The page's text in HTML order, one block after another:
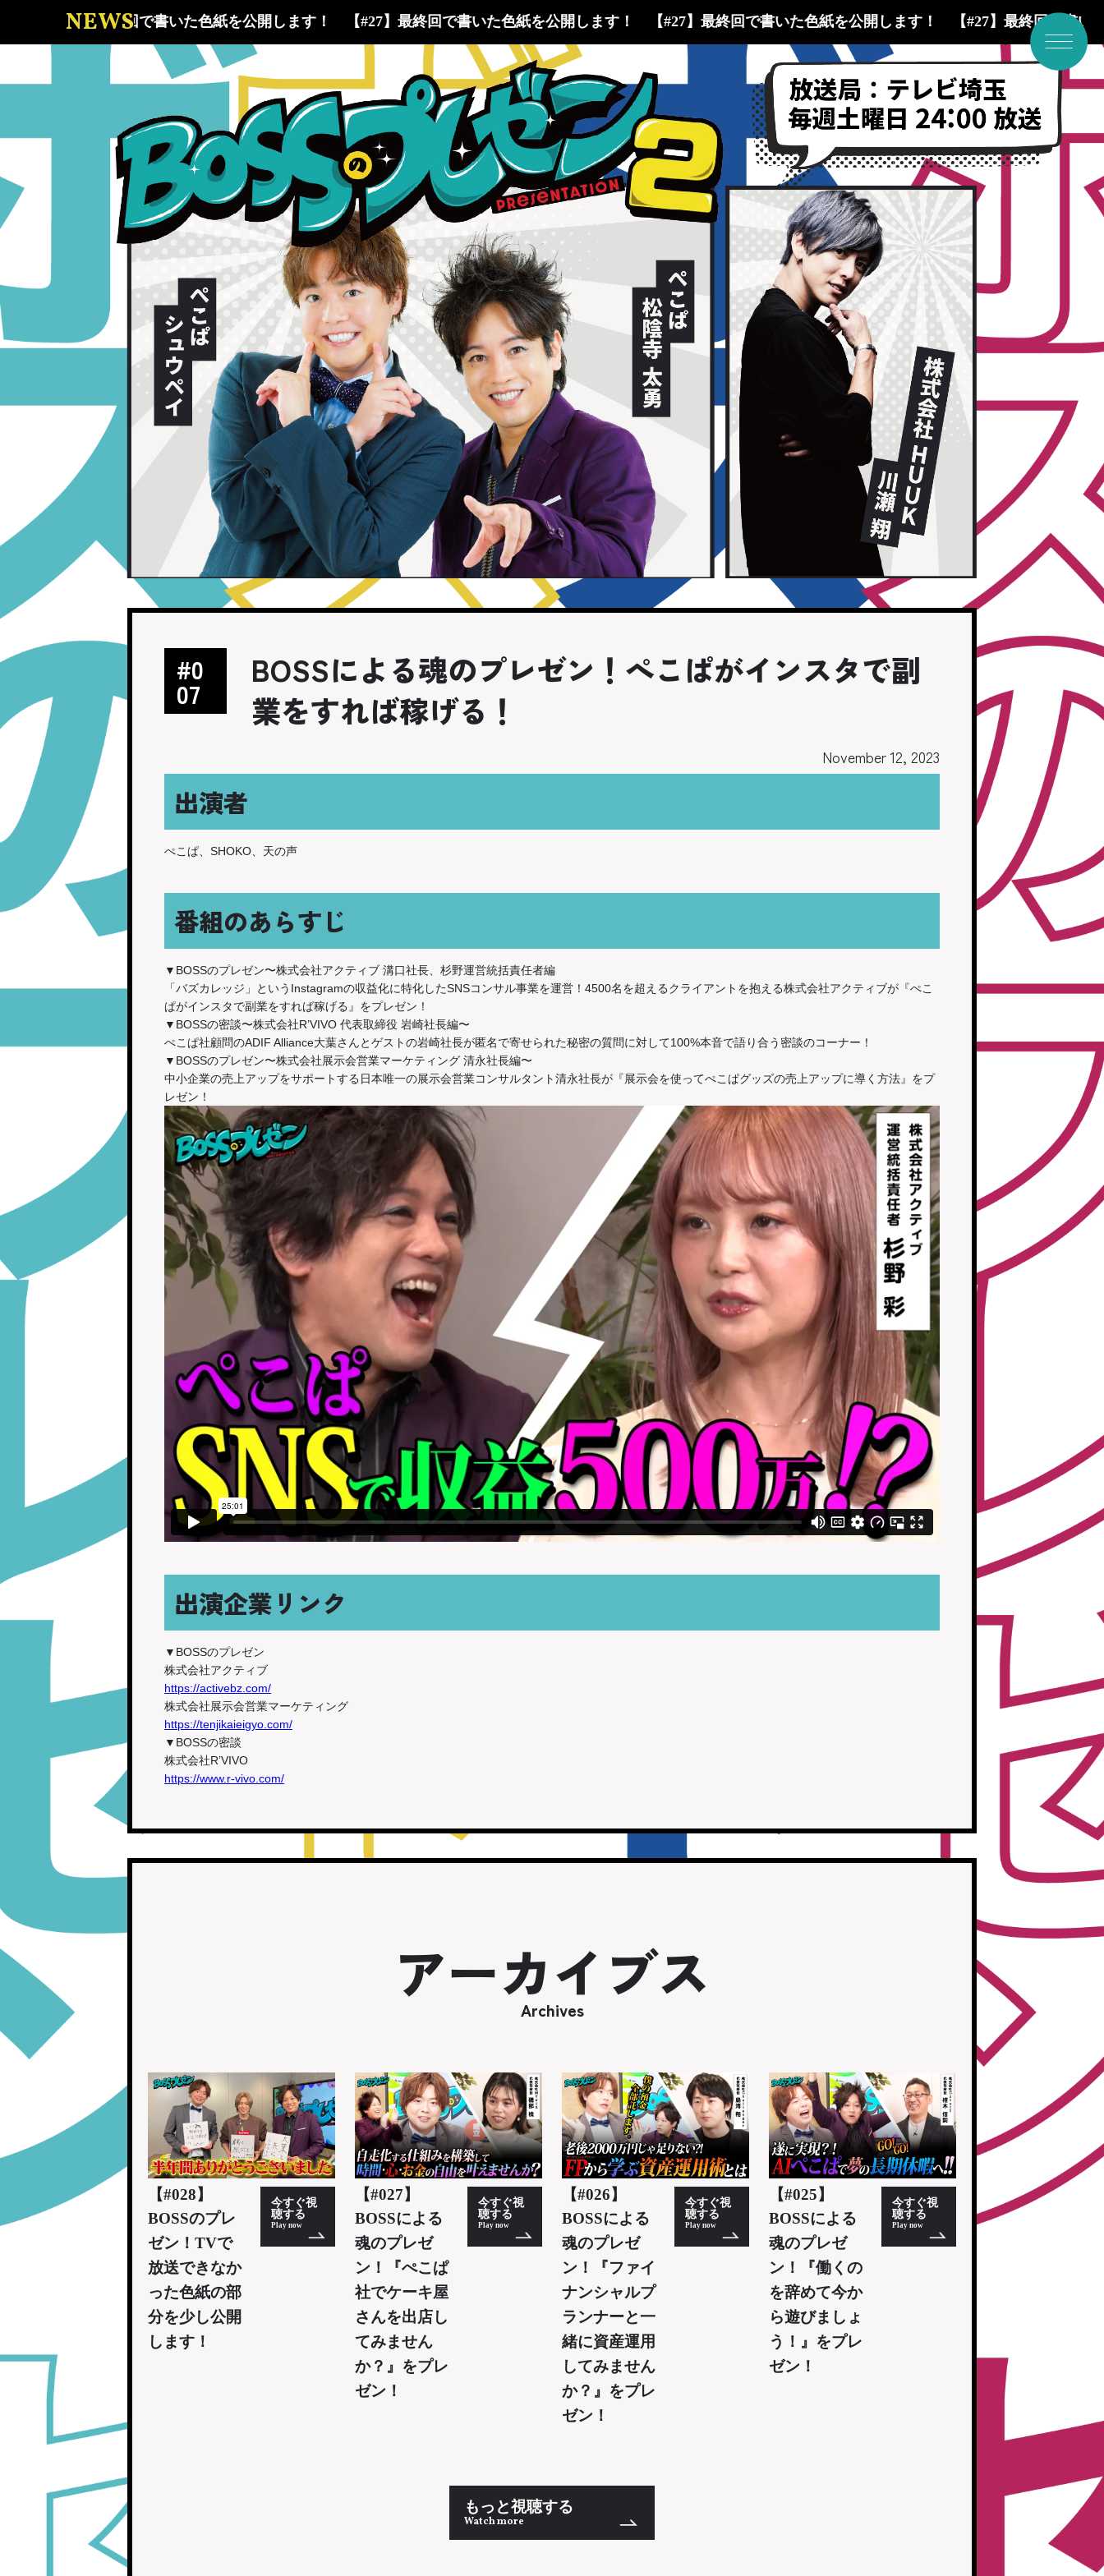
NEWS
【#27】最終回で書いた色紙を公開します！ 【#27】最終回で書いた色紙を公開します！ 【#27】最終回で書いた色紙を公開します！ 【#27】最終回で書い
#0
07
BOSSによる魂のプレゼン！ぺこぱがインスタで副
業をすれば稼げる！
November 12, 2023
出演者
ぺこぱ、SHOKO、天の声
番組のあらすじ
▼BOSSのプレゼン〜株式会社アクティブ 溝口社長、杉野運営統括責任者編
「バズカレッジ」というInstagramの収益化に特化したSNSコンサル事業を運営！4500名を超えるクライアントを抱える株式会社アクティブが『ぺこ
ぱがインスタで副業をすれば稼げる』をプレゼン！
▼BOSSの密談〜株式会社R’VIVO 代表取締役 岩崎社長編〜
ぺこぱ社顧問のADIF Alliance大葉さんとゲストの岩崎社長が匿名で寄せられた秘密の質問に対して100%本音で語り合う密談のコーナー！
▼BOSSのプレゼン〜株式会社展示会営業マーケティング 清永社長編〜
中小企業の売上アップをサポートする日本唯一の展示会営業コンサルタント清永社長が『展示会を使ってぺこぱグッズの売上アップに導く方法』をプ
レゼン！
出演企業リンク
▼BOSSのプレゼン
株式会社アクティブ
https://activebz.com/
株式会社展示会営業マーケティング
https://tenjikaieigyo.com/
▼BOSSの密談
株式会社R’VIVO
https://www.r-vivo.com/
アーカイブス
Archives
【#028】
BOSSのプレ
ゼン！TVで
放送できなか
った色紙の部
分を少し公開
します！
今すぐ視
聴する
Play now
【#027】
BOSSによる
魂のプレゼ
ン！『ぺこぱ
社でケーキ屋
さんを出店し
てみません
か？』をプレ
ゼン！
今すぐ視
聴する
Play now
【#026】
BOSSによる
魂のプレゼ
ン！『ファイ
ナンシャルプ
ランナーと一
緒に資産運用
してみません
か？』をプレ
ゼン！
今すぐ視
聴する
Play now
【#025】
BOSSによる
魂のプレゼ
ン！『働くの
を辞めて今か
ら遊びましょ
う！』をプレ
ゼン！
今すぐ視
聴する
Play now
もっと視聴する
Watch more